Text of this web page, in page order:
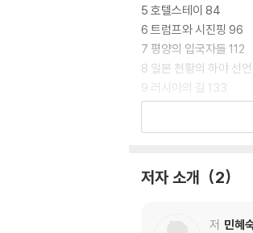
5 호텔스테이 84
6 트럼프와 시진핑 96
7 평양의 입국자들 112
8 일본 천황의 하야 선
9 러시아의 길 133
10 빌리 그레이엄의 유
14 김일성 할아버지와의
저자 소개 2
저 민혜